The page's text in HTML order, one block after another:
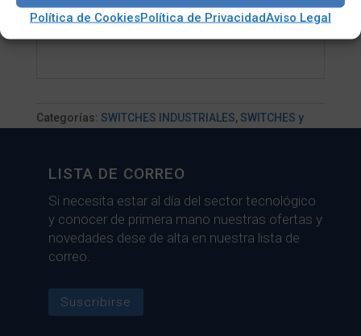
Política de CookiesPolítica de PrivacidadAviso Legal
instantánea para el análisis
Categorías: SWITCHES INDUSTRIALES, SWITCHES y
LISTA DE CORREO
Si necesita estar al día del sector tecnológico
y conocer de primera mano nuestras ofertas y
novedades dese de alta en nuestra lista de
correo.
Suscribirse